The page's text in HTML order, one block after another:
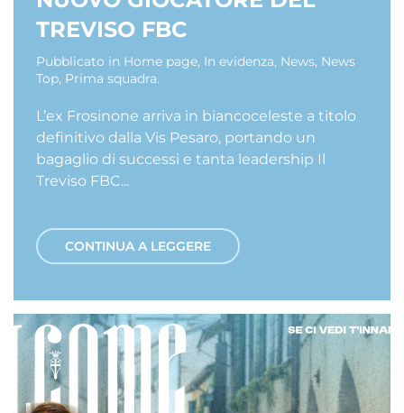
TREVISO FBC
Pubblicato in Home page, In evidenza, News, News
Top, Prima squadra.
L’ex Frosinone arriva in biancoceleste a titolo
definitivo dalla Vis Pesaro, portando un
bagaglio di successi e tanta leadership Il
Treviso FBC...
CONTINUA A LEGGERE